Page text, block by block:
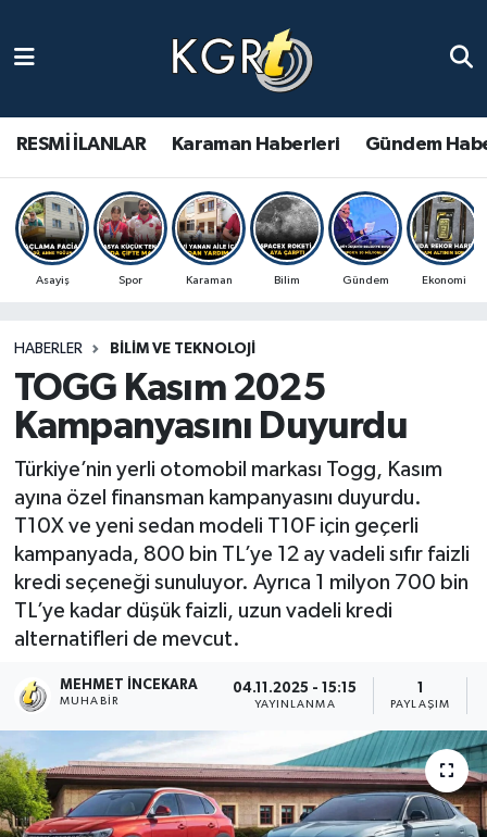
RESMİ İLANLAR Karaman Haberleri Gündem
Asayiş Spor Karaman Bilim Gündem Ekonomi
HABERLER BILIM VE TEKNOLOJI
TOGG Kasım 2025
Kampanyasını Duyurdu
Türkiye’nin yerli otomobil markası Togg, Kasım
ayına özel finansman kampanyasını duyurdu.
T10X ve yeni sedan modeli T10F için geçerli
kampanyada, 800 bin TL’ye 12 ay vadeli sıfır faizli
kredi seçeneği sunuluyor. Ayrıca 1 milyon 700 bin
TL’ye kadar düşük faizli, uzun vadeli kredi
alternatifleri de mevcut.
MEHMET İNCEKARA
MUHABIR
04.11.2025 - 15:15
YAYINLANMA
1
PAYLAŞIM
Gündem Haberleri
Güncel Haberler
Spor Haberleri
Ulusal Haberler
Vefat Edenler